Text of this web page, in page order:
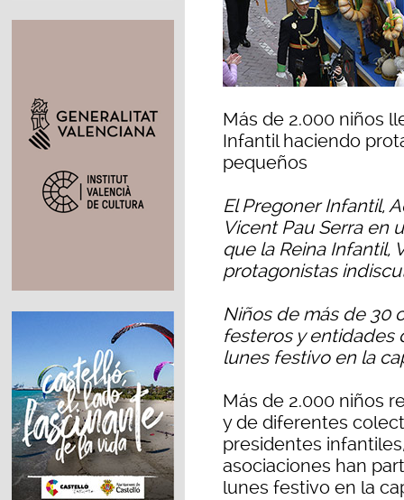
Más de 2.000 niños
Infantil haciendo
pequeños
El Pregoner Infantil,
Vicent Pau Serra en
que la Reina Infantil,
protagonistas
Niños de más de 30
festeros y entidades
lunes festivo en la
Más de 2.000 niños
y de diferentes
presidentes
asociaciones han
lunes festivo en la